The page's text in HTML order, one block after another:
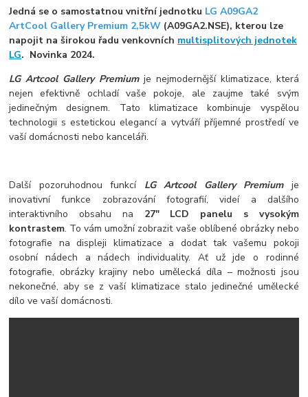
Jedná se o samostatnou vnitřní jednotku LG A09GA2
ArtCool Gallery Premium 2,5kW (A09GA2.NSE), kterou lze
napojit na širokou řadu venkovních multisplitových jednotek
LG. Novinka 2024.
LG Artcool Gallery Premiumje nejmodernější klimatizace, která
nejen efektivně ochladí vaše pokoje, ale zaujme také svým
jedinečným designem. Tato klimatizace kombinuje vyspělou
technologii s estetickou elegancí a vytváří příjemné prostředí ve
vaší domácnosti nebo kanceláři.
Další pozoruhodnou funkcí LG Artcool Gallery Premiumje
inovativní funkce zobrazování fotografií, videí a dalšího
interaktivního obsahu na 27" LCD panelu s vysokým
kontrastem. To vám umožní zobrazit vaše oblíbené obrázky nebo
fotografie na displeji klimatizace a dodat tak vašemu pokoji
osobní nádech a nádech individuality. Ať už jde o rodinné
fotografie, obrázky krajiny nebo umělecká díla – možnosti jsou
nekonečné, aby se z vaší klimatizace stalo jedinečné umělecké
dílo ve vaší domácnosti.